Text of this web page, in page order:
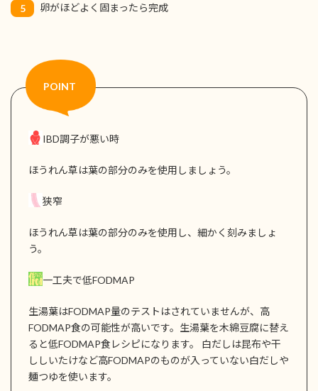
5 卵がほどよく固まったら完成
IBD調子が悪い時
ほうれん草は葉の部分のみを使用しましょう。
狭窄
ほうれん草は葉の部分のみを使用し、細かく刻みましょ
う。
一工夫で低FODMAP
生湯葉はFODMAP量のテストはされていませんが、高
FODMAP食の可能性が高いです。生湯葉を木綿豆腐に替え
ると低FODMAP食レシピになります。 白だしは昆布や干
ししいたけなど高FODMAPのものが入っていない白だしや
麺つゆを使います。